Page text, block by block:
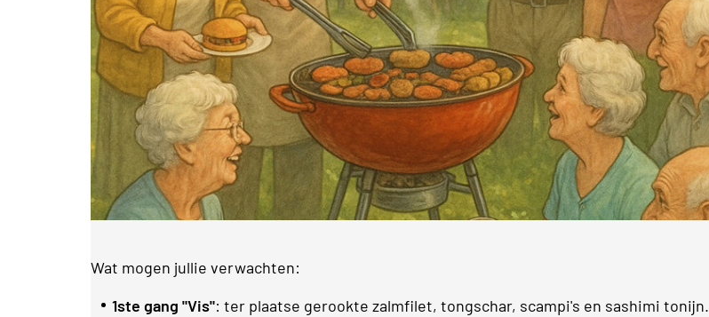
Wat mogen jullie verwachten:
1ste gang "Vis": ter plaatse gerookte zalmfilet, tongschar, scampi's en sashimi tonijn.